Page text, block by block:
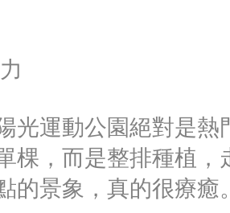
光運動公園絕對是熱
棵，而是整排種植，
的景象，真的很療癒